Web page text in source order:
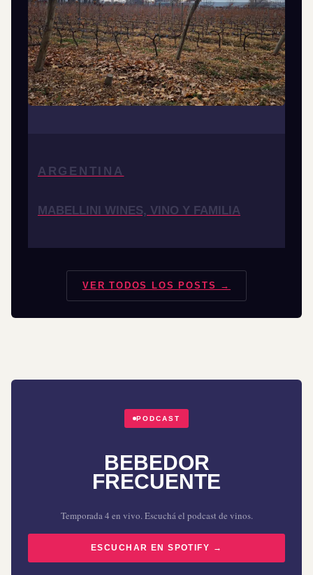
ARGENTINA
MABELLINI WINES, VINO Y FAMILIA
VER TODOS LOS POSTS →
PODCAST
BEBEDOR
FRECUENTE
Temporada 4 en vivo. Escuchá el podcast de vinos.
ESCUCHAR EN SPOTIFY →